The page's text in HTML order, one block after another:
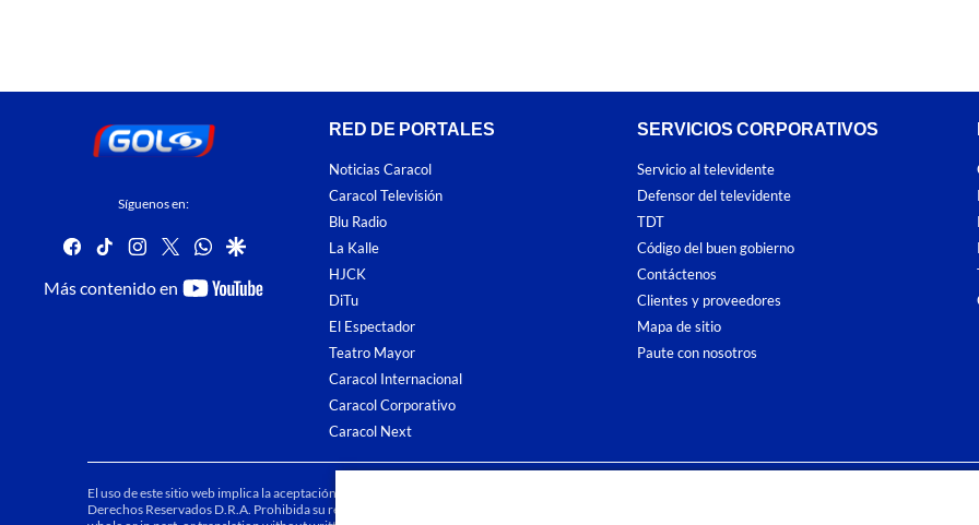
Síguenos en:
facebook
tiktokinstagram
twitterwhatsapp
google
Más contenido en
youtube-
RED DE PORTALES
Noticias Caracol
Caracol Televisión
Blu Radio
La Kalle
HJCK
DiTu
El Espectador
Teatro Mayor
Caracol Internacional
Caracol Corporativo
Caracol Next
SERVICIOS CORPORATIVOS
Servicio al televidente
Defensor del televidente
TDT
Código del buen gobierno
Contáctenos
Clientes y proveedores
Mapa de sitio
Paute con nosotros
El uso de este sitio web implica la aceptación de los
Derechos Reservados D.R.A. Prohibida su reproducción total o parcial, así como su traducción a cualquier idioma sin autorización escrita de su titular.